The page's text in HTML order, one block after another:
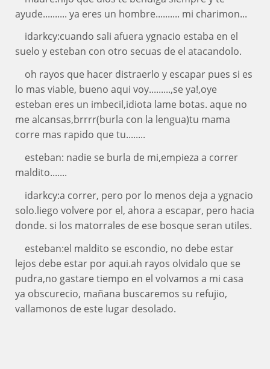
ayude.......... ya eres un hombre.......... mi charimon...
idarkcy:cuando sali afuera ygnacio estaba en el
suelo y esteban con otro secuas de el atacandolo.
oh rayos que hacer distraerlo y escapar pues si es
lo mas viable, bueno aqui voy.........,se ya!,oye
esteban eres un imbecil,idiota lame botas. aque no
me alcansas,brrrr(burla con la lengua)tu mama
corre mas rapido que tu........
esteban: nadie se burla de mi,empieza a correr
maldito.......
idarkcy:a correr, pero por lo menos deja a ygnacio
solo.liego volvere por el, ahora a escapar, pero hacia
donde. si los matorrales de ese bosque seran utiles.
esteban:el maldito se escondio, no debe estar
lejos debe estar por aqui.ah rayos olvidalo que se
pudra,no gastare tiempo en el volvamos a mi casa
ya obscurecio, mañana buscaremos su refujio,
vallamonos de este lugar desolado.